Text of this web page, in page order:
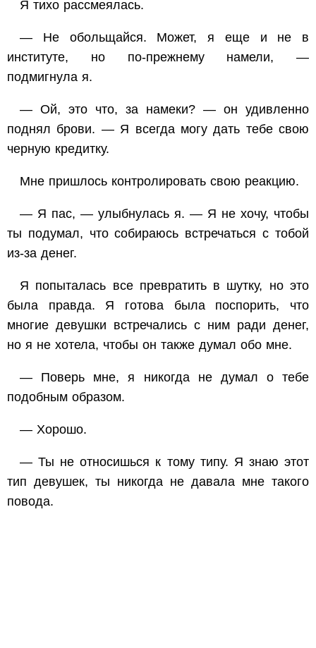
Я тихо рассмеялась.
— Не обольщайся. Может, я еще и не в
институте, но по-прежнему намели, —
подмигнула я.
— Ой, это что, за намеки? — он удивленно
поднял брови. — Я всегда могу дать тебе свою
черную кредитку.
Мне пришлось контролировать свою реакцию.
— Я пас, — улыбнулась я. — Я не хочу, чтобы
ты подумал, что собираюсь встречаться с тобой
из-за денег.
Я попыталась все превратить в шутку, но это
была правда. Я готова была поспорить, что
многие девушки встречались с ним ради денег,
но я не хотела, чтобы он также думал обо мне.
— Поверь мне, я никогда не думал о тебе
подобным образом.
— Хорошо.
— Ты не относишься к тому типу. Я знаю этот
тип девушек, ты никогда не давала мне такого
повода.